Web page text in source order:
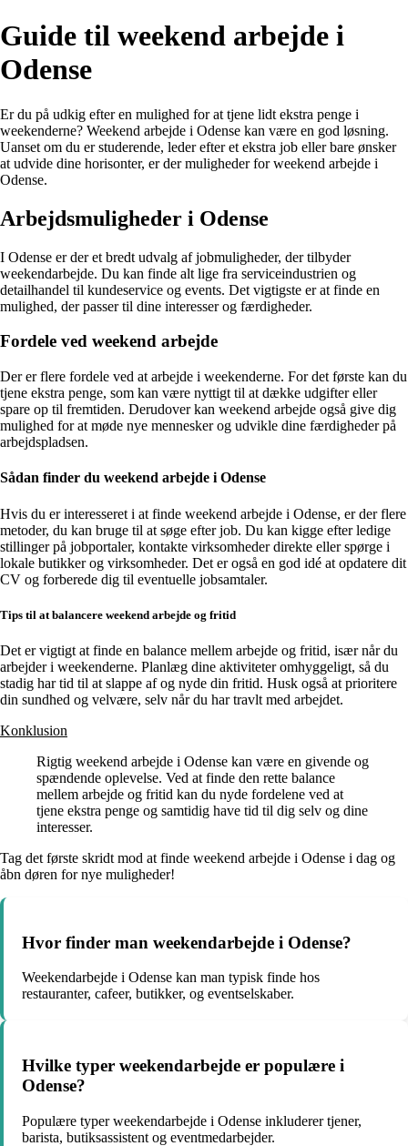
Guide til weekend arbejde i
Odense
Er du på udkig efter en mulighed for at tjene lidt ekstra penge i
weekenderne? Weekend arbejde i Odense kan være en god løsning.
Uanset om du er studerende, leder efter et ekstra job eller bare ønsker
at udvide dine horisonter, er der muligheder for weekend arbejde i
Odense.
Arbejdsmuligheder i Odense
I Odense er der et bredt udvalg af jobmuligheder, der tilbyder
weekendarbejde. Du kan finde alt lige fra serviceindustrien og
detailhandel til kundeservice og events. Det vigtigste er at finde en
mulighed, der passer til dine interesser og færdigheder.
Fordele ved weekend arbejde
Der er flere fordele ved at arbejde i weekenderne. For det første kan du
tjene ekstra penge, som kan være nyttigt til at dække udgifter eller
spare op til fremtiden. Derudover kan weekend arbejde også give dig
mulighed for at møde nye mennesker og udvikle dine færdigheder på
arbejdspladsen.
Sådan finder du weekend arbejde i Odense
Hvis du er interesseret i at finde weekend arbejde i Odense, er der flere
metoder, du kan bruge til at søge efter job. Du kan kigge efter ledige
stillinger på jobportaler, kontakte virksomheder direkte eller spørge i
lokale butikker og virksomheder. Det er også en god idé at opdatere dit
CV og forberede dig til eventuelle jobsamtaler.
Tips til at balancere weekend arbejde og fritid
Det er vigtigt at finde en balance mellem arbejde og fritid, især når du
arbejder i weekenderne. Planlæg dine aktiviteter omhyggeligt, så du
stadig har tid til at slappe af og nyde din fritid. Husk også at prioritere
din sundhed og velvære, selv når du har travlt med arbejdet.
Konklusion
Rigtig weekend arbejde i Odense kan være en givende og
spændende oplevelse. Ved at finde den rette balance
mellem arbejde og fritid kan du nyde fordelene ved at
tjene ekstra penge og samtidig have tid til dig selv og dine
interesser.
Tag det første skridt mod at finde weekend arbejde i Odense i dag og
åbn døren for nye muligheder!
Hvor finder man weekendarbejde i Odense?
Weekendarbejde i Odense kan man typisk finde hos
restauranter, cafeer, butikker, og eventselskaber.
Hvilke typer weekendarbejde er populære i
Odense?
Populære typer weekendarbejde i Odense inkluderer tjener,
barista, butiksassistent og eventmedarbejder.